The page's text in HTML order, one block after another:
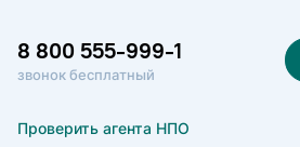
8 800 555-999-1
звонок бесплатный
Проверить агента НПО